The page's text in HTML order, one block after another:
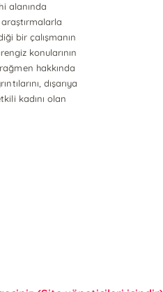
alanında
bir çalışmanın
konularının
hakkında
dışarıya
kadını olan